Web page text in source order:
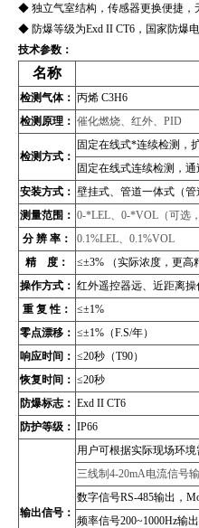
◆ 独立气室结构，传感器更换便捷，
◆ 防爆等级为Exd II CT6，国家防爆电
技术参数：
名称
检测气体： 丙烯 C3H6
检测原理： 催化燃烧、红外、PID
检测方式：
固定在线式*连续检测，
固定在线式连续检测，
安装方式： 壁挂式、管道一体式（管
测量范围： 0-*LEL、0-*VOL（可选
分 辨 率：
0.1%LEL、0.1%VOL
精 度：
≤±3% （实际浓度，更高
操作方式： 红外遥控器远、近距离
重 复 性：
≤±1%
零点漂移： ≤±1%（F.S/年）
响应时间： ≤20秒（T90）
恢复时间： ≤20秒
防爆标志： Exd II CT6
防护等级： IP66
输出信号：
用户可根据实际现场环
三线制4-20mA电流信号
数字信号RS-485输出，
频率信号200~1000Hz输